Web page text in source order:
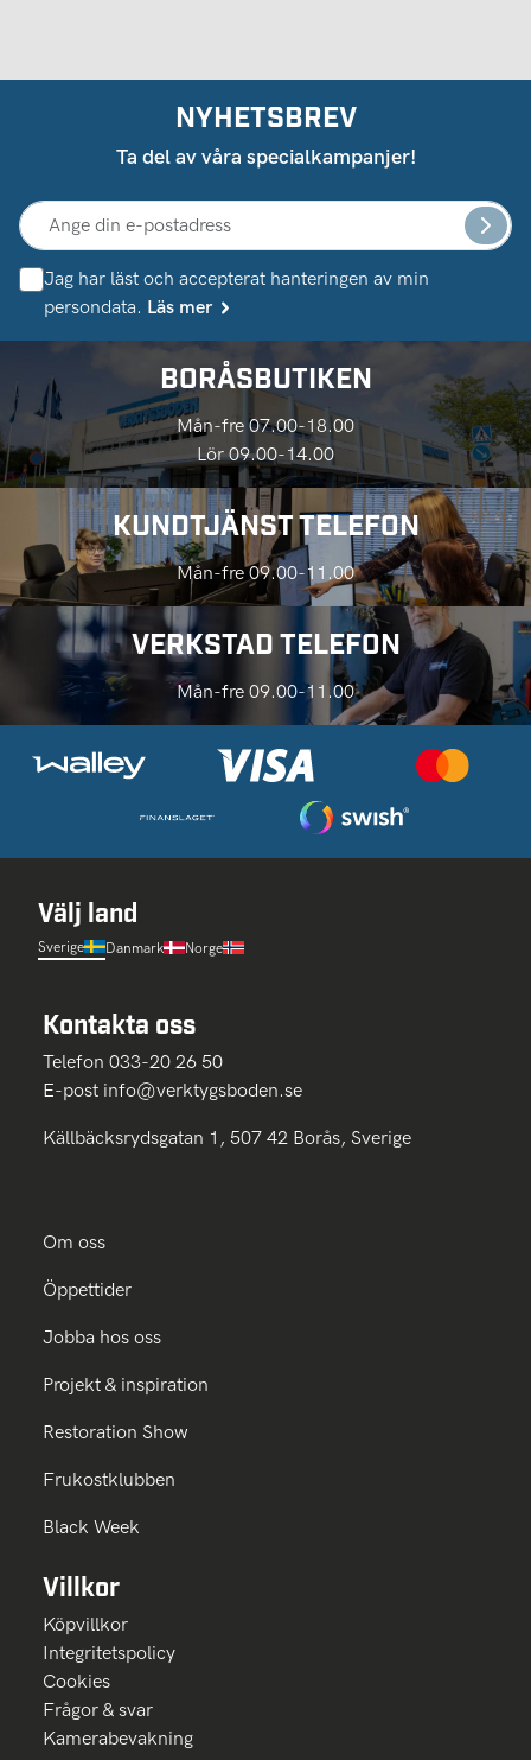
NYHETSBREV
Ta del av våra specialkampanjer!
Jag har läst och accepterat hanteringen av min
persondata. Läs mer
BORÅSBUTIKEN
Mån-fre 07.00-18.00
Lör 09.00-14.00
KUNDTJÄNST TELEFON
Mån-fre 09.00-11.00
VERKSTAD TELEFON
Mån-fre 09.00-11.00
Välj land
Sverige Danmark Norge
Kontakta oss
Telefon 033-20 26 50
E-post info@verktygsboden.se
Källbäcksrydsgatan 1, 507 42 Borås, Sverige
Om oss
Öppettider
Jobba hos oss
Projekt & inspiration
Restoration Show
Frukostklubben
Black Week
Villkor
Köpvillkor
Integritetspolicy
Cookies
Frågor & svar
Kamerabevakning